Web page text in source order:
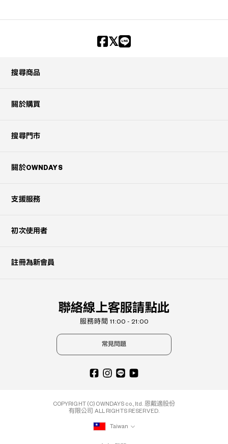
搜尋商品
關於購買
搜尋門市
關於OWNDAYS
支援服務
初次使用者
註冊為新會員
聯絡線上客服請點此
服務時間 11:00 - 21:00
常見問題
COPYRIGHT (C) OWNDAYS co., ltd. 恩戴適股份
有限公司 ALL RIGHTS RESERVED.
Taiwan